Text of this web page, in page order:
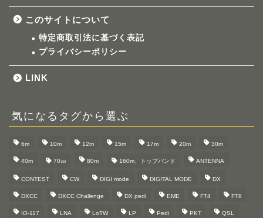
このサイトについて
特定商取引法に基づく表記
プライバシーポリシー
LINK
気になるタグから選ぶ
6m 10m 12m 15m 17m 20m 30m
40m 70㎝ 80m 160m、トップバンド ANTENNA
CONTEST CW DIGI mode DIGITAL MODE DX
DXCC DXCC Challenge DX pedi EME FT4 FT8
IO-117 LNA LoTW LP Pedi PKT QSL